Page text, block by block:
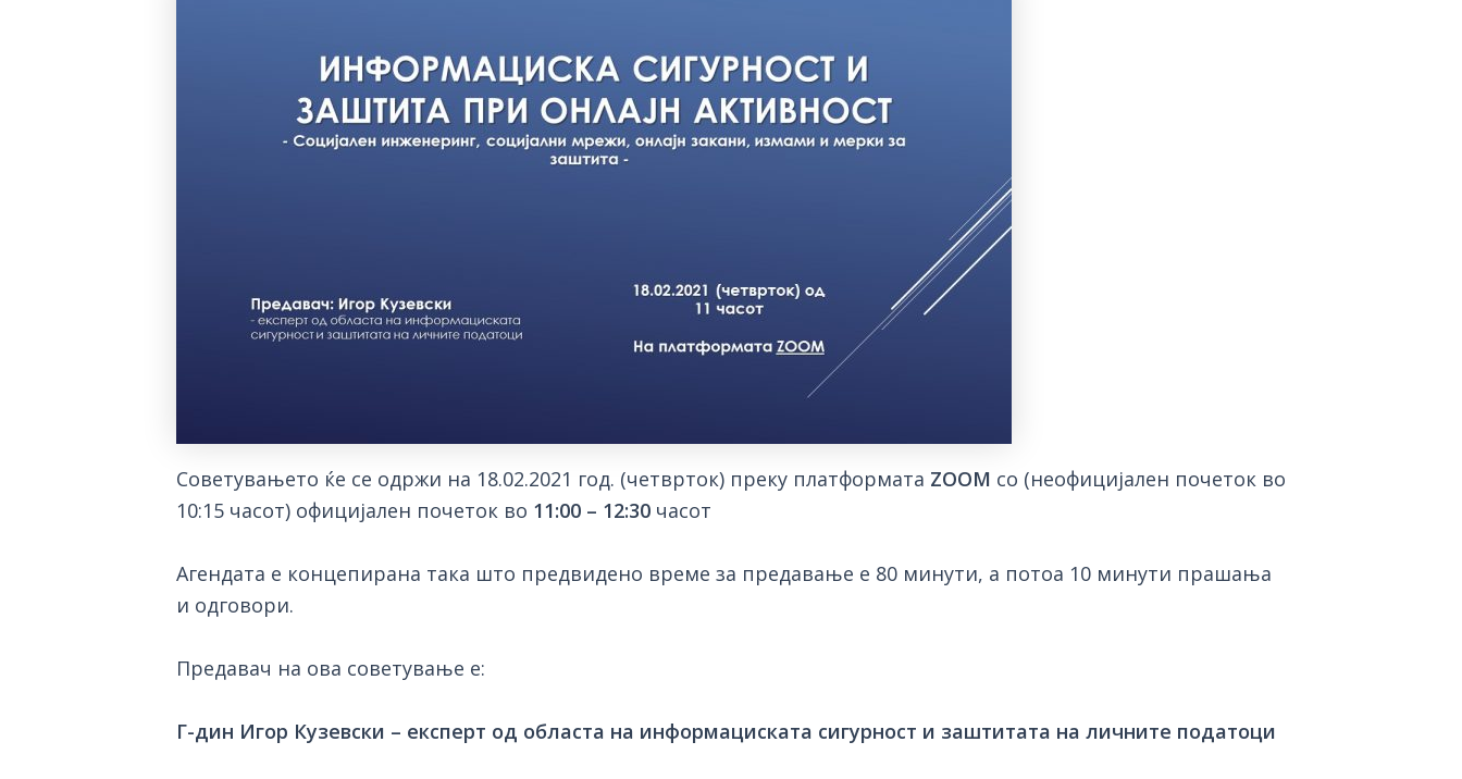
Советувањето ќе се одржи на 18.02.2021 год. (четврток) преку платформата ZOOM со (неофицијален почеток во
10:15 часот) официјален почеток во 11:00 – 12:30 часот
Агендата е концепирана така што предвидено време за предавање е 80 минути, а потоа 10 минути прашања
и одговори.
Предавач на ова советување е:
Г-дин Игор Кузевски – експерт од областа на информациската сигурност и заштитата на личните податоци